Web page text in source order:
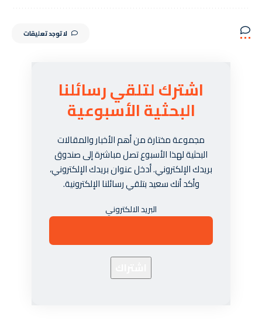
لا توجد تعليقات
اشترك لتلقي رسائلنا
البحثية الأسبوعية
مجموعة مختارة من أهم الأخبار والمقالات
البحثية لهذا الأسبوع تصل مباشرة إلى صندوق
بريدك الإلكتروني. أدخل عنوان بريدك الإلكتروني،
وأكد أنك سعيد بتلقي رسائلنا الإلكترونية.
البريد الالكتروني